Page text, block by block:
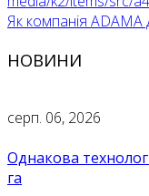
Як компанія
НОВИНИ
серп. 06, 2026
Однакова
га